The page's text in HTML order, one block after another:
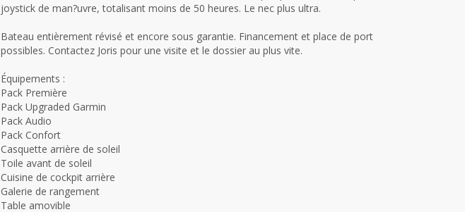
joystick de man?uvre, totalisant moins de 50 heures. Le nec plus ultra.
Bateau entièrement révisé et encore sous garantie. Financement et place de port
possibles. Contactez Joris pour une visite et le dossier au plus vite.
Équipements :
Pack Première
Pack Upgraded Garmin
Pack Audio
Pack Confort
Casquette arrière de soleil
Toile avant de soleil
Cuisine de cockpit arrière
Galerie de rangement
Table amovible